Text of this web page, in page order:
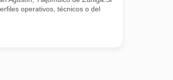
operativos, técnicos o del